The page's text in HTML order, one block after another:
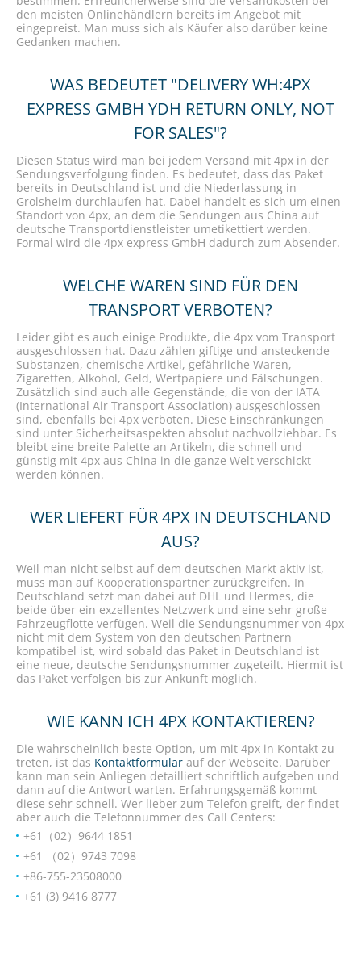
den meisten Onlinehändlern bereits im Angebot mit
eingepreist. Man muss sich als Käufer also darüber keine
Gedanken machen.
WAS BEDEUTET "DELIVERY WH:4PX
EXPRESS GMBH YDH RETURN ONLY, NOT
FOR SALES"?
Diesen Status wird man bei jedem Versand mit 4px in der
Sendungsverfolgung finden. Es bedeutet, dass das Paket
bereits in Deutschland ist und die Niederlassung in
Grolsheim durchlaufen hat. Dabei handelt es sich um einen
Standort von 4px, an dem die Sendungen aus China auf
deutsche Transportdienstleister umetikettiert werden.
Formal wird die 4px express GmbH dadurch zum Absender.
WELCHE WAREN SIND FÜR DEN
TRANSPORT VERBOTEN?
Leider gibt es auch einige Produkte, die 4px vom Transport
ausgeschlossen hat. Dazu zählen giftige und ansteckende
Substanzen, chemische Artikel, gefährliche Waren,
Zigaretten, Alkohol, Geld, Wertpapiere und Fälschungen.
Zusätzlich sind auch alle Gegenstände, die von der IATA
(International Air Transport Association) ausgeschlossen
sind, ebenfalls bei 4px verboten. Diese Einschränkungen
sind unter Sicherheitsaspekten absolut nachvollziehbar. Es
bleibt eine breite Palette an Artikeln, die schnell und
günstig mit 4px aus China in die ganze Welt verschickt
werden können.
WER LIEFERT FÜR 4PX IN DEUTSCHLAND
AUS?
Weil man nicht selbst auf dem deutschen Markt aktiv ist,
muss man auf Kooperationspartner zurückgreifen. In
Deutschland setzt man dabei auf DHL und Hermes, die
beide über ein exzellentes Netzwerk und eine sehr große
Fahrzeugflotte verfügen. Weil die Sendungsnummer von 4px
nicht mit dem System von den deutschen Partnern
kompatibel ist, wird sobald das Paket in Deutschland ist
eine neue, deutsche Sendungsnummer zugeteilt. Hiermit ist
das Paket verfolgen bis zur Ankunft möglich.
WIE KANN ICH 4PX KONTAKTIEREN?
Die wahrscheinlich beste Option, um mit 4px in Kontakt zu
treten, ist das Kontaktformular auf der Webseite. Darüber
kann man sein Anliegen detailliert schriftlich aufgeben und
dann auf die Antwort warten. Erfahrungsgemäß kommt
diese sehr schnell. Wer lieber zum Telefon greift, der findet
aber auch die Telefonnummer des Call Centers:
+61（02）9644 1851
+61 （02）9743 7098
+86-755-23508000
+61 (3) 9416 8777